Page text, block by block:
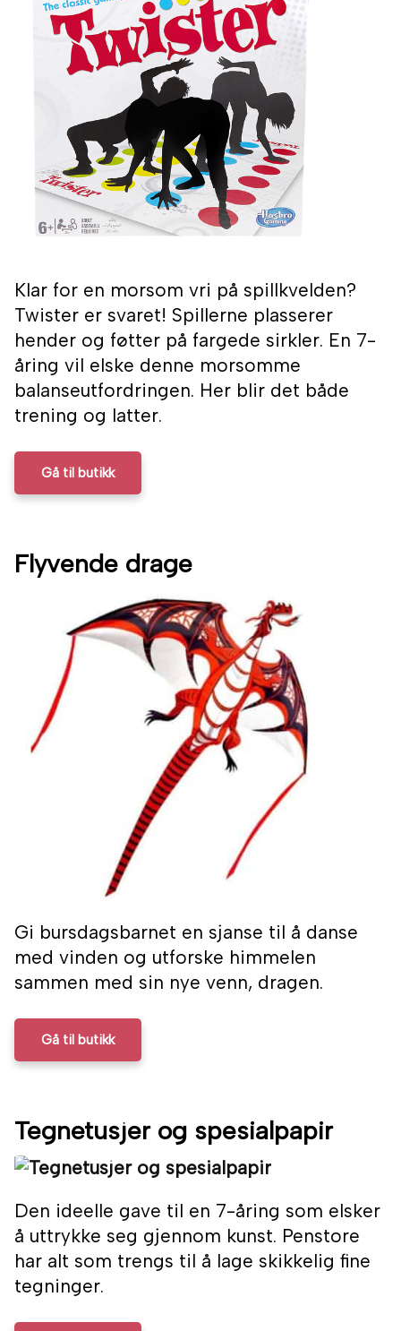
Klar for en morsom vri på spillkvelden?
Twister er svaret! Spillerne plasserer
hender og føtter på fargede sirkler. En 7-
åring vil elske denne morsomme
balanseutfordringen. Her blir det både
trening og latter.
Gå til butikk
Flyvende drage
Gi bursdagsbarnet en sjanse til å danse
med vinden og utforske himmelen
sammen med sin nye venn, dragen.
Gå til butikk
Tegnetusjer og spesialpapir
Den ideelle gave til en 7-åring som elsker
å uttrykke seg gjennom kunst. Penstore
har alt som trengs til å lage skikkelig fine
tegninger.